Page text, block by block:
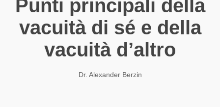
Punti principali della
vacuità di sé e della
vacuità d’altro
Dr. Alexander Berzin